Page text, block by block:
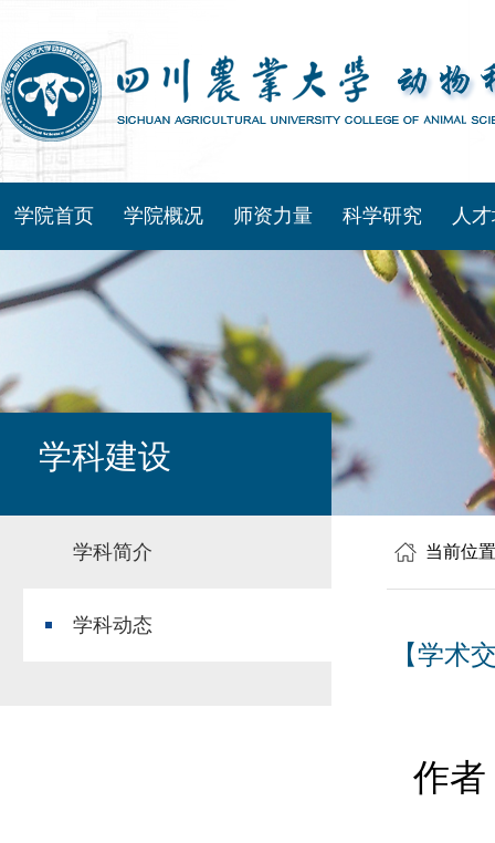
学院首页 学院概况 师资力量 科学研究 人
学科建设
学科简介
学科动态
当前位
【学术
作者